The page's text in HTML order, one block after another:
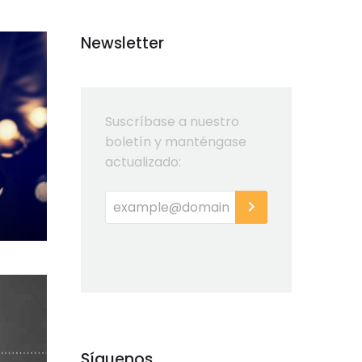
Newsletter
Suscríbase a nuestro
boletín y manténgase
actualizado: